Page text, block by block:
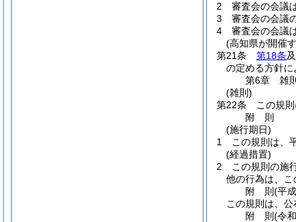
2
審査会の会議
3
審査会の会議
4
審査会の会議
(高知県が開催
第21条
第18条
の定める方針に
第6章
雑則
(雑則)
第22条
この規
附 則
(施行期日)
1
この規則は、
(経過措置)
2
この規則の施
他の行為は、こ
附 則(平
この規則は、公
附 則(令